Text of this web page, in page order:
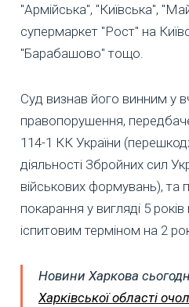
"Армійська", "Київська",
супермаркет "Рост" на
"Барабашово" тощо.
Суд визнав його винним у
правопорушення,
114-1 КК України
діяльності Збройних сил
військових формувань), та
покарання у вигляді 5
іспитовим терміном на 2
Новини Харкова
Харківської області